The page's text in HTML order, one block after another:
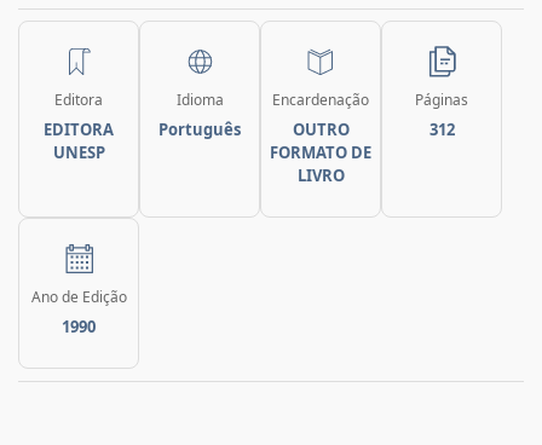
Editora
EDITORA
UNESP
Idioma
Português
Encardenação
OUTRO
FORMATO DE
LIVRO
Páginas
312
Ano de Edição
1990